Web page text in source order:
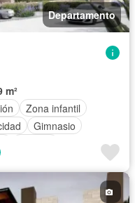
Departamento
m²
Zona infantil
Gimnasio